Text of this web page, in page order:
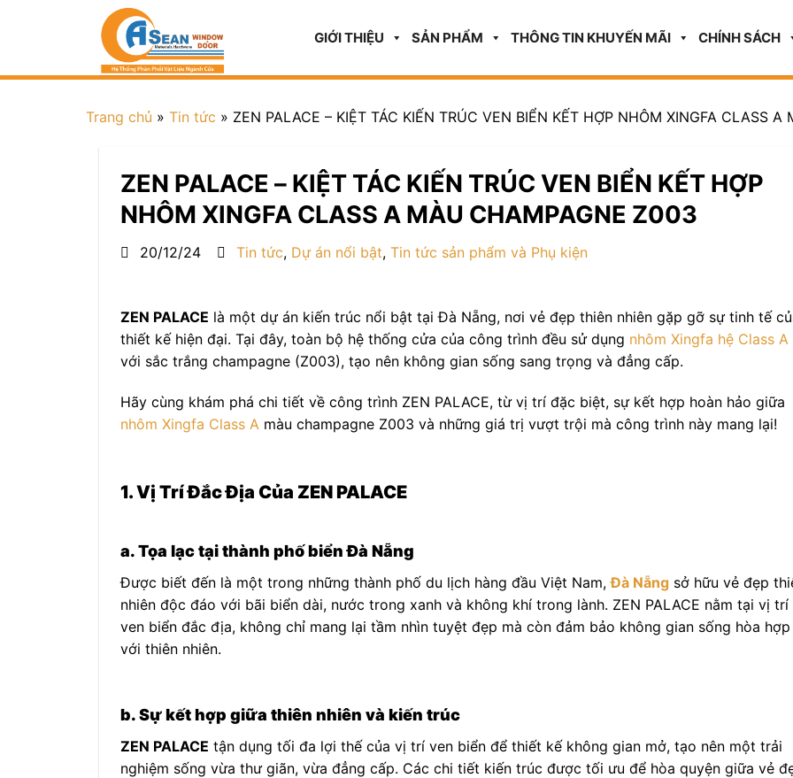
GIỚI THIỆU SẢN PHẨM THÔNG TIN KHUYẾN MÃI CHÍNH SÁCH
Trang chủ » Tin tức » ZEN PALACE – KIỆT TÁC KIẾN TRÚC VEN BIỂN KẾT HỢP NHÔM XINGFA CLASS
ZEN PALACE – KIỆT TÁC KIẾN TRÚC VEN BIỂN KẾT HỢP
NHÔM XINGFA CLASS A MÀU CHAMPAGNE Z003
20/12/24 Tin tức, Dự án nổi bật, Tin tức sản phẩm và Phụ kiện
ZEN PALACE là một dự án kiến trúc nổi bật tại Đà Nẵng, nơi vẻ đẹp thiên nhiên gặp gỡ sự tinh tế
thiết kế hiện đại. Tại đây, toàn bộ hệ thống cửa của công trình đều sử dụng nhôm Xingfa hệ Class A
với sắc trắng champagne (Z003), tạo nên không gian sống sang trọng và đẳng cấp.
Hãy cùng khám phá chi tiết về công trình ZEN PALACE, từ vị trí đặc biệt, sự kết hợp hoàn hảo giữa
nhôm Xingfa Class A màu champagne Z003 và những giá trị vượt trội mà công trình này mang lại!
1. Vị Trí Đắc Địa Của ZEN PALACE
a. Tọa lạc tại thành phố biển Đà Nẵng
Được biết đến là một trong những thành phố du lịch hàng đầu Việt Nam,Đà Nẵng sở hữu vẻ đẹp
nhiên độc đáo với bãi biển dài, nước trong xanh và không khí trong lành. ZEN PALACE nằm tại vị trí
ven biển đắc địa, không chỉ mang lại tầm nhìn tuyệt đẹp mà còn đảm bảo không gian sống hòa hợp
với thiên nhiên.
b. Sự kết hợp giữa thiên nhiên và kiến trúc
ZEN PALACE tận dụng tối đa lợi thế của vị trí ven biển để thiết kế không gian mở, tạo nên một trải
nghiệm sống vừa thư giãn, vừa đẳng cấp. Các chi tiết kiến trúc được tối ưu để hòa quyện giữa vẻ